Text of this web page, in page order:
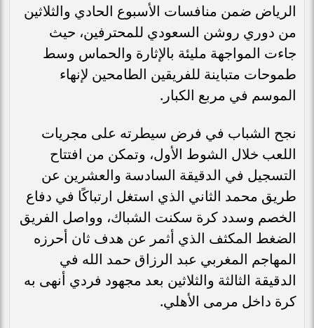
الرياض ضمن منافسات الأسبوع الحادي والثلاثين
من دوري روشن السعودي للمحترفين، حيث
جاءت المواجهة مليئة بالإثارة والحماس وسط
طموحات متباينة للفريقين الطامحين لإنهاء
الموسم في مربع الكبار.
نجح الشباب في فرض سيطرته على مجريات
اللعب خلال الشوط الأول، وتمكن من افتتاح
التسجيل في الدقيقة السادسة والعشرين عن
طريق محمد الثاني الذي استغل ارتباكًا في دفاع
الخصم وسدد كرة سكنت الشباك، وواصل الفريق
الضغط المكثف الذي أثمر عن هدف ثان أحرزه
المهاجم المغربي عبد الرزاق حمد الله في
الدقيقة الثالثة والثلاثين بعد مجهود فردي أنهى به
كرة داخل مرمى الأهلي.